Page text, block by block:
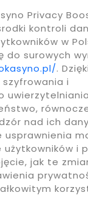
Privacy
kontroli
w
surowych
.
i
nad ich
usprawnienia
użytkowników i
jak te